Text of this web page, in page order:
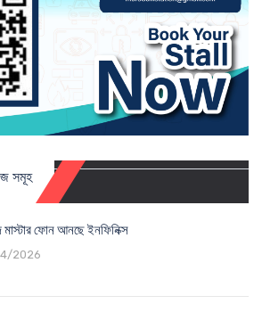
সমূহ
ফোন আনছে ইনফিনিক্স
2026